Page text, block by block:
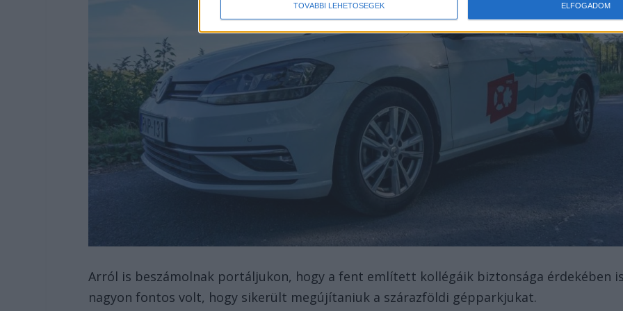
TOVÁBBI LEHETŐSÉGEK ELFOGADOM
Arról is beszámolnak portáljukon, hogy a fent említett kollégáik biztonsága érdekében
nagyon fontos volt, hogy sikerült megújítaniuk a szárazföldi gépparkjukat.